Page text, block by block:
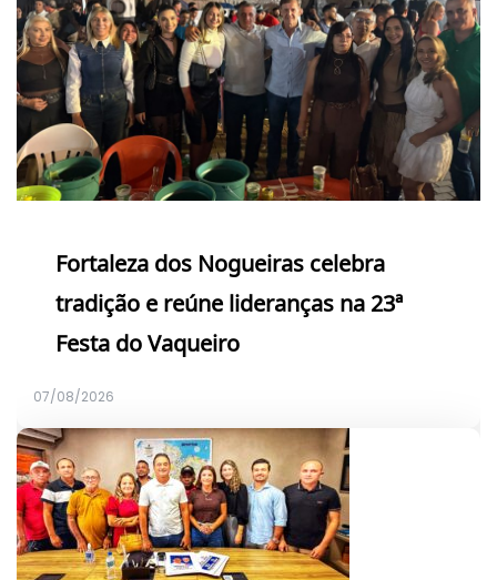
Fortaleza dos Nogueiras celebra
tradição e reúne lideranças na 23ª
Festa do Vaqueiro
07/08/2026